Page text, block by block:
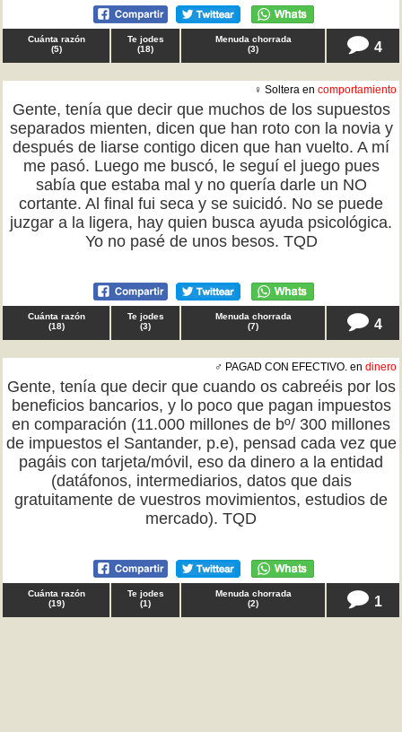
Cuánta razón
(5)
Te jodes
(18)
Menuda chorrada
(3) 4
♀ Soltera en comportamiento
Gente, tenía que decir que muchos de los supuestos
separados mienten, dicen que han roto con la novia y
después de liarse contigo dicen que han vuelto. A mí
me pasó. Luego me buscó, le seguí el juego pues
sabía que estaba mal y no quería darle un NO
cortante. Al final fui seca y se suicidó. No se puede
juzgar a la ligera, hay quien busca ayuda psicológica.
Yo no pasé de unos besos. TQD
Cuánta razón
(18)
Te jodes
(3)
Menuda chorrada
(7) 4
♂ PAGAD CON EFECTIVO. en dinero
Gente, tenía que decir que cuando os cabreéis por los
beneficios bancarios, y lo poco que pagan impuestos
en comparación (11.000 millones de bº/ 300 millones
de impuestos el Santander, p.e), pensad cada vez que
pagáis con tarjeta/móvil, eso da dinero a la entidad
(datáfonos, intermediarios, datos que dais
gratuitamente de vuestros movimientos, estudios de
mercado). TQD
Cuánta razón
(19)
Te jodes
(1)
Menuda chorrada
(2) 1